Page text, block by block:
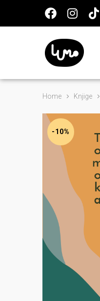
Home Knjige
-10%